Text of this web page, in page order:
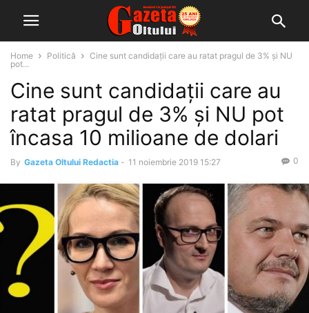
Home Politică
Cine sunt candidații care au ratat pragul de 3% și NU
pot...
Cine sunt candidații care au
ratat pragul de 3% și NU pot
încasa 10 milioane de dolari
By Gazeta Oltului Redactia - 11 noiembrie 2019 15:27 0